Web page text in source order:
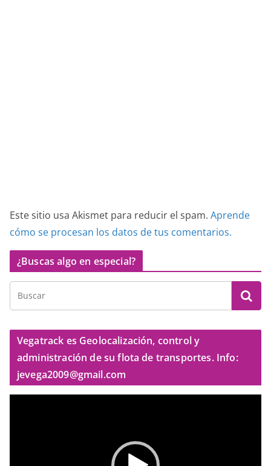
Este sitio usa Akismet para reducir el spam. Aprende
cómo se procesan los datos de tus comentarios.
¿Buscas algo en especial?
Vegatrack es Geolocalización, control y
administración de su flota de transportes. Info:
jevega2009@gmail.com